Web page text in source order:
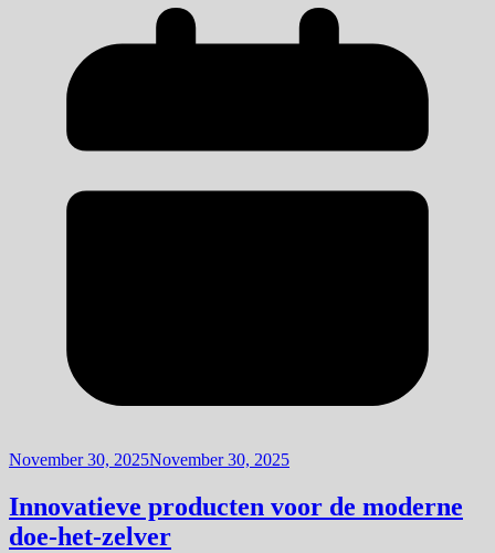
November 30, 2025November 30, 2025
Innovatieve producten voor de moderne
doe-het-zelver